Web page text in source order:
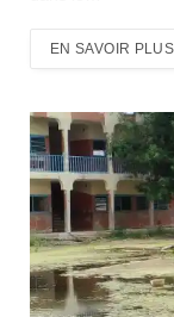
EN SAVOIR PLUS